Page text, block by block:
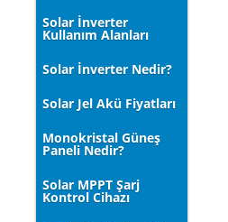
Solar İnverter
Kullanım Alanları
Solar İnverter Nedir?
Solar Jel Akü Fiyatları
Monokristal Güneş
Paneli Nedir?
Solar MPPT Şarj
Kontrol Cihazı